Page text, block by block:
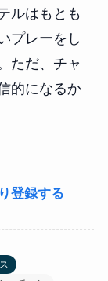
ルはもとも
プレーをし
ただ、チャ
的になるか
登録する